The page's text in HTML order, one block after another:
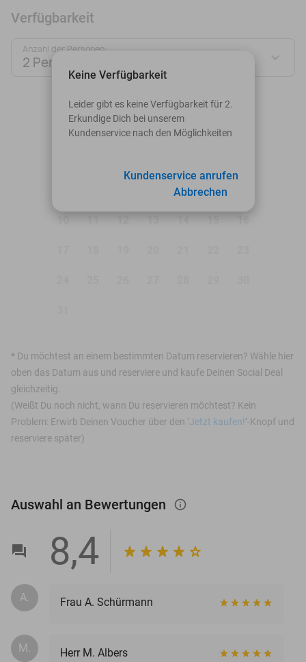
Verfügbarkeit
Anzahl der Personen:
2 Personen
August 2026
Mo
Di Mi Do Fr
7 8
10
* Du möchtest an einem bestimmten Datum reservieren? Wähle hier
oben das Datum aus und reserviere und kaufe Deinen Social Deal
gleichzeitig.
(Weißt Du noch nicht, wann Du reservieren möchtest? Kein
Problem: Erwirb Deinen Voucher über den ‘Jetzt kaufen!’-Knopf und
reserviere später)
Keine Verfügbarkeit
Leider gibt es keine Verfügbarkeit für 2.
Erkundige Dich bei unserem
Kundenservice nach den Möglichkeiten
Kundenservice anrufen
Abbrechen
Auswahl an Bewertungen info_outlined
8,4
A. Frau A. Schürmann
M.
Herr M. Albers